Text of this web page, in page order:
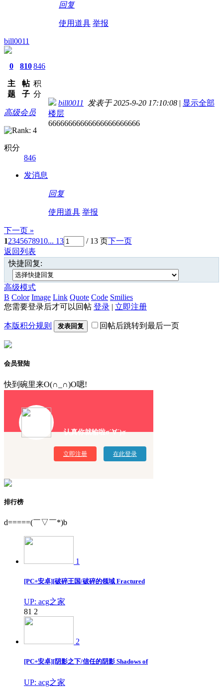
回复
使用道具 举报
bill0011
0
主
题
810
帖
子
846
积
分
高级会员
积分
846
发消息
bill0011 发表于 2025-9-20 17:10:08 | 显示全部
楼层
66666666666666666666666
回复
使用道具 举报
下一页 »
12345678910... 13 / 13 页下一页
返回列表
快捷回复:
高级模式
B Color Image Link Quote Code Smilies
您需要登录后才可以回帖 登录 | 立即注册
本版积分规则 发表回复 回帖后跳转到最后一页
会员登陆
快到碗里来O(∩_∩)O嗯!
认真你就输啦σ`∀´)σ
立即注册 在此登录
排行榜
d=====(￣▽￣*)b
1
[PC+安卓][破碎王国/破碎的领域 Fractured
UP: acg之家
81 2
2
[PC+安卓][阴影之下/信任的阴影 Shadows of
UP: acg之家